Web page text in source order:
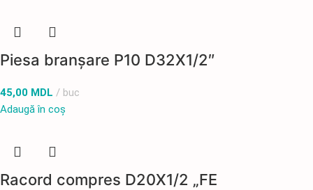
Piesa branșare P10 D32X1/2″
45,00 MDL
buc
Adaugă în coș
Racord compres D20X1/2 „FE